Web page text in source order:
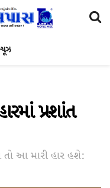
પ્રશાંત
આ મારી હાર હશે: